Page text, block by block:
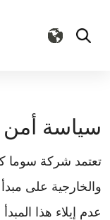
سياسة أمن
تعتمد شركة سوما
والخارجية على
عدم إيلاء هذا